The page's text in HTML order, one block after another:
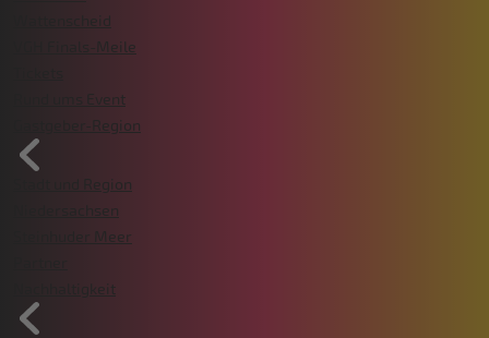
Wattenscheid
VGH Finals-Meile
Rund ums Event
Gastgeber-Region
Stadt und Region
Niedersachsen
Steinhuder Meer
Nachhaltigkeit